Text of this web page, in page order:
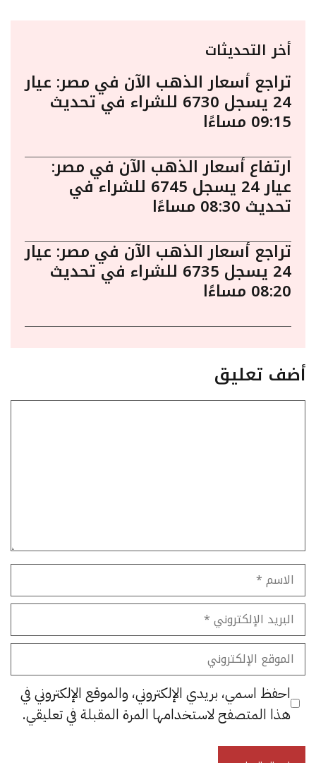
أخر التحديثات
تراجع أسعار الذهب الآن في مصر: عيار
24 يسجل 6730 للشراء في تحديث
09:15 مساءًا
ارتفاع أسعار الذهب الآن في مصر:
عيار 24 يسجل 6745 للشراء في
تحديث 08:30 مساءًا
تراجع أسعار الذهب الآن في مصر: عيار
24 يسجل 6735 للشراء في تحديث
08:20 مساءًا
أضف تعليق
الاسم
البريد
الإلكتروني
الموقع
الإلكتروني
احفظ اسمي، بريدي الإلكتروني، والموقع الإلكتروني في
هذا المتصفح لاستخدامها المرة المقبلة في تعليقي.